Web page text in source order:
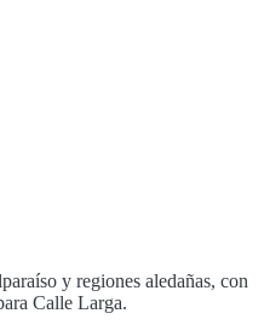
y regiones aledañas, con
Calle Larga.